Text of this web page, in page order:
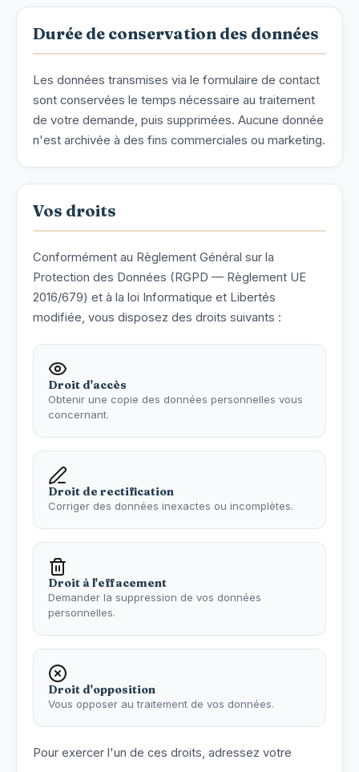
Durée de conservation des données
Les données transmises via le formulaire de contact
sont conservées le temps nécessaire au traitement
de votre demande, puis supprimées. Aucune donnée
n'est archivée à des fins commerciales ou marketing.
Vos droits
Conformément au Règlement Général sur la
Protection des Données (RGPD — Règlement UE
2016/679) et à la loi Informatique et Libertés
modifiée, vous disposez des droits suivants :
Droit d'accès
Obtenir une copie des données personnelles vous
concernant.
Droit de rectification
Corriger des données inexactes ou incomplètes.
Droit à l'effacement
Demander la suppression de vos données
personnelles.
Droit d'opposition
Vous opposer au traitement de vos données.
Pour exercer l'un de ces droits, adressez votre